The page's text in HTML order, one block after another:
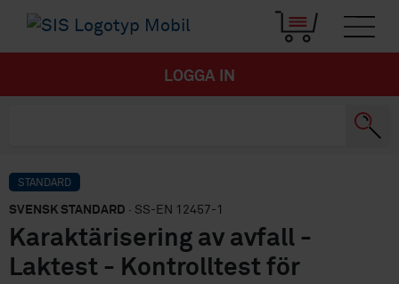
LOGGA IN
STANDARD
SVENSK STANDARD · SS-EN 12457-1
Karaktärisering av avfall -
Laktest - Kontrolltest för